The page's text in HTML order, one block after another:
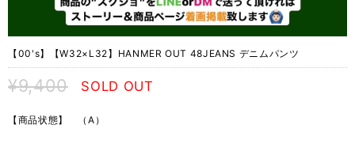
【00's】【W32×L32】HANMER OUT 48JEANS デニムパンツ
¥9,400 SOLD OUT
【商品状態】 （A）